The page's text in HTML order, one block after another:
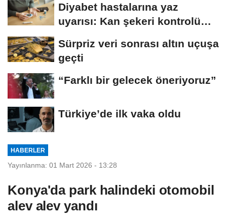
Diyabet hastalarına yaz
uyarısı: Kan şekeri kontrolü
Sürpriz veri sonrası altın uçuşa
geçti
“Farklı bir gelecek öneriyoruz”
Türkiye’de ilk vaka oldu
HABERLER
Yayınlanma: 01 Mart 2026 - 13:28
Konya'da park halindeki otomobil
alev alev yandı